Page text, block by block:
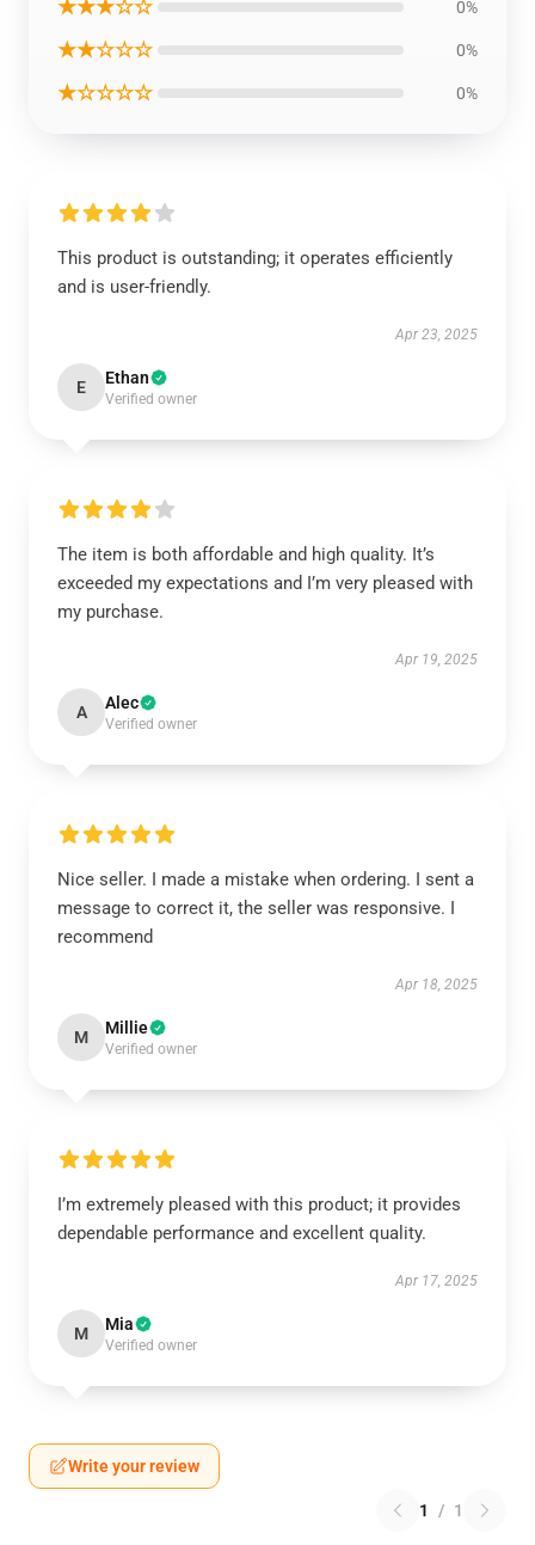
★★★☆☆ 0%
★★☆☆☆ 0%
★☆☆☆☆ 0%
This product is outstanding; it operates efficiently
and is user-friendly.
Apr 23, 2025
E Ethan
Verified owner
The item is both affordable and high quality. It’s
exceeded my expectations and I’m very pleased with
my purchase.
Apr 19, 2025
A Alec
Verified owner
Nice seller. I made a mistake when ordering. I sent a
message to correct it, the seller was responsive. I
recommend
Apr 18, 2025
M Millie
Verified owner
I’m extremely pleased with this product; it provides
dependable performance and excellent quality.
Apr 17, 2025
M Mia
Verified owner
Write your review
1 / 1